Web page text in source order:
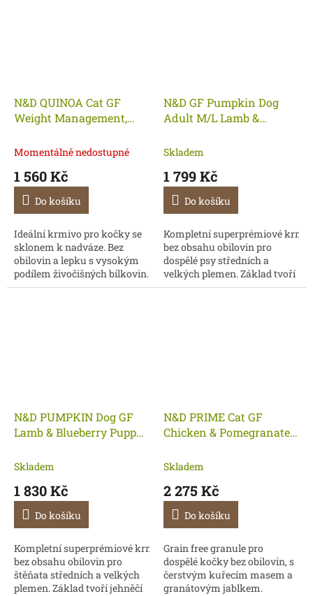
N&D QUINOA Cat GF
Weight Management,
kg - KM
Momentálně nedostupné
1 560 Kč
Do košíku
Ideální krmivo pro kočky se
sklonem k nadváze. Bez
obilovin a lepku s vysokým
podílem živočišných bílkovin.
N&D GF Pumpkin Dog
Adult M/L Lamb &
Skladem
1 799 Kč
Do košíku
Kompletní superprémiové
bez obsahu obilovin pro
dospělé psy středních a
velkých plemen. Základ tvoří
jehněčí maso, dýně a
N&D PUMPKIN Dog GF
Lamb & Blueberry Puppy
Skladem
1 830 Kč
Do košíku
Kompletní superprémiové krmivo
bez obsahu obilovin pro
štěňata středních a velkých
plemen. Základ tvoří jehněčí
N&D PRIME Cat GF
Chicken & Pomegranate
Skladem
2 275 Kč
Do košíku
Grain free granule pro
dospělé kočky bez obilovin, s
čerstvým kuřecím masem a
granátovým jablkem.